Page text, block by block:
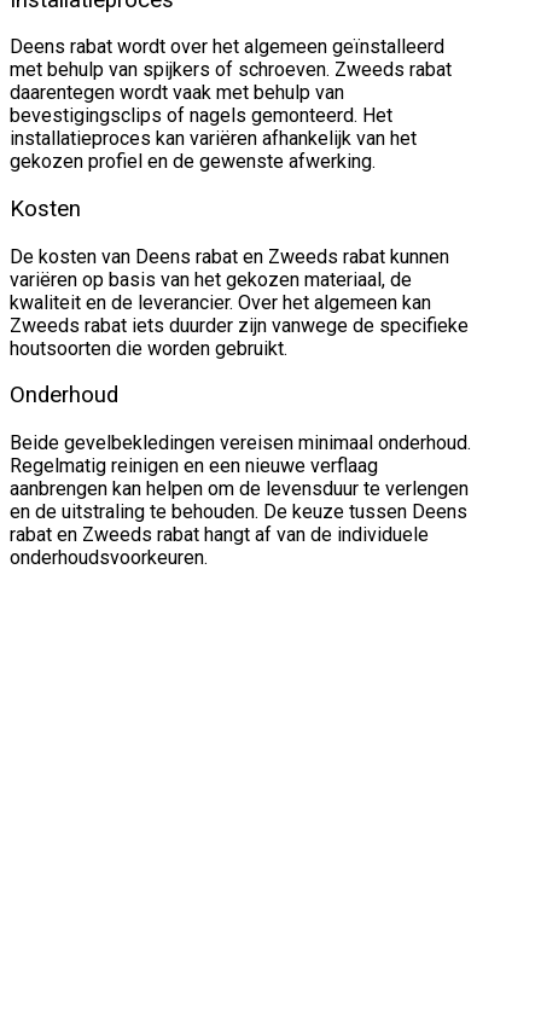
Deens rabat wordt over het algemeen geïnstalleerd
met behulp van spijkers of schroeven. Zweeds rabat
daarentegen wordt vaak met behulp van
bevestigingsclips of nagels gemonteerd. Het
installatieproces kan variëren afhankelijk van het
gekozen profiel en de gewenste afwerking.
Kosten
De kosten van Deens rabat en Zweeds rabat kunnen
variëren op basis van het gekozen materiaal, de
kwaliteit en de leverancier. Over het algemeen kan
Zweeds rabat iets duurder zijn vanwege de specifieke
houtsoorten die worden gebruikt.
Onderhoud
Beide gevelbekledingen vereisen minimaal onderhoud.
Regelmatig reinigen en een nieuwe verflaag
aanbrengen kan helpen om de levensduur te verlengen
en de uitstraling te behouden. De keuze tussen Deens
rabat en Zweeds rabat hangt af van de individuele
onderhoudsvoorkeuren.